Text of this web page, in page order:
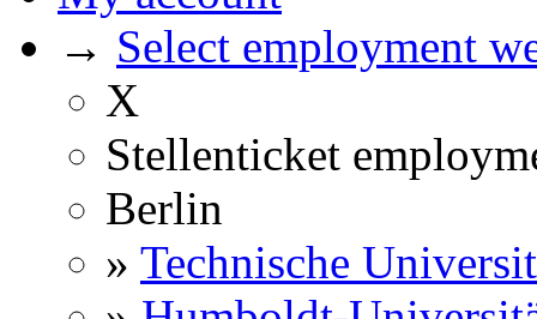
→ Select employment
X
Stellenticket
Berlin
» Technische